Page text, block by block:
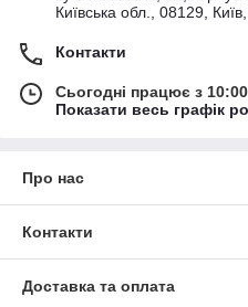
Київська обл., 08129,
Контакти
Сьогодні працює з
Показати весь графік
Про нас
Контакти
Доставка та оплата